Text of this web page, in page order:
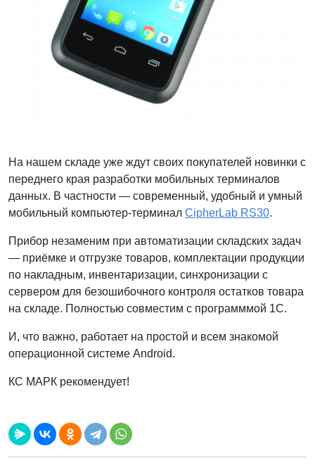
На нашем складе уже ждут своих покупателей новинки с
переднего края разработки мобильных терминалов
данных. В частности — современный, удобный и умный
мобильный компьютер-терминал CipherLab RS30.
Прибор незаменим при автоматизации складских задач
— приёмке и отгрузке товаров, комплектации продукции
по накладным, инвентаризации, синхронизации с
сервером для безошибочного контроля остатков товара
на складе. Полностью совместим с программмой 1С.
И, что важно, работает на простой и всем знакомой
операционной системе Android.
КС МАРК рекомендует!